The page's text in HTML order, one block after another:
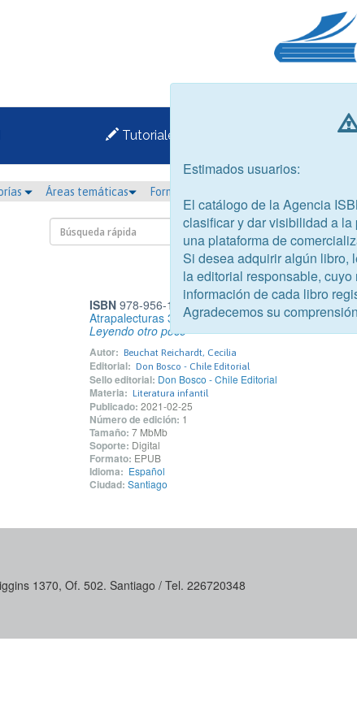
Tutoriales
Áreas temáticas Formato
ISBN978-956-18-1321-2
Atrapalecturas 3
Leyendo otro poco
Autor: Beuchat Reichardt, Cecilia
Editorial: Don Bosco - Chile Editorial
Sello editorial: Don Bosco - Chile Editorial
Materia: Literatura infantil
Publicado: 2021-02-25
Número de edición: 1
Tamaño: 7 MbMb
Soporte: Digital
Formato: EPUB
Idioma: Español
Ciudad: Santiago
1370, Of. 502. Santiago / Tel. 226720348
Estimados usuarios:
El catálogo de la Agencia
clasificar y dar visibilidad a
una plataforma de
Si desea adquirir algún libro,
la editorial responsable,
información de cada libro
Agradecemos su